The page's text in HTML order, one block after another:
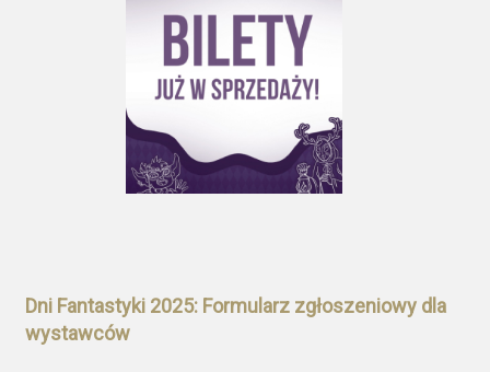
Dni Fantastyki 2025: Formularz zgłoszeniowy dla
wystawców